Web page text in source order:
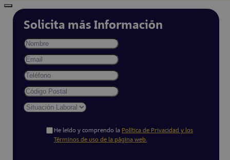
Solicita más Información
He leído y comprendo la Política de Privacidad y los
Términos de uso de la página web.